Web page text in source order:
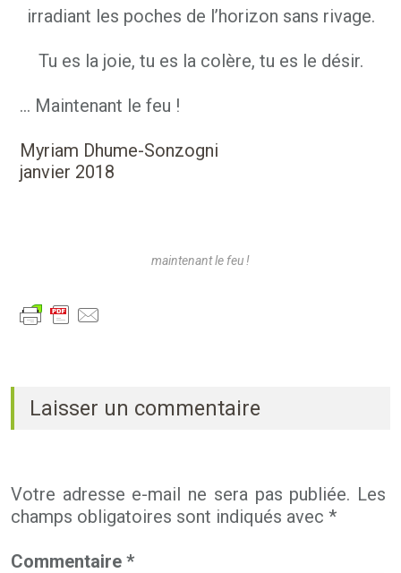
irradiant les poches de l’horizon sans rivage.
Tu es la joie, tu es la colère, tu es le désir.
… Maintenant le feu !
Myriam Dhume-Sonzogni
janvier 2018
maintenant le feu !
Laisser un commentaire
Votre adresse e-mail ne sera pas publiée. Les
champs obligatoires sont indiqués avec *
Commentaire *